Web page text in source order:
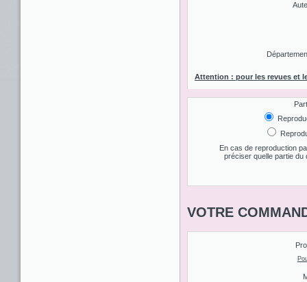
Attention : pour les revues et
En cas de reproduction
préciser quelle partie du
VOTRE